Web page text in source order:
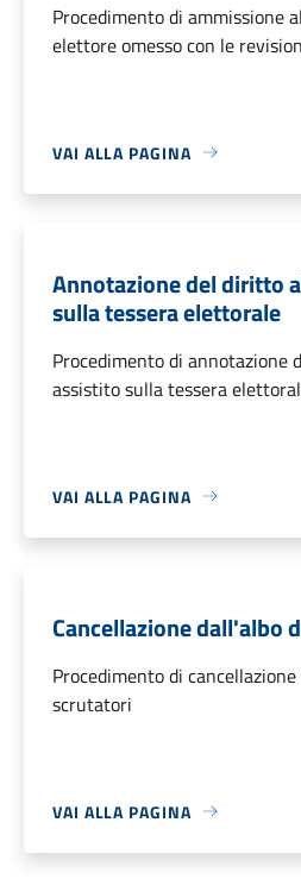
Procedimento di ammissione
elettore omesso con le
VAI ALLA PAGINA
Annotazione del diritto
sulla tessera elettorale
Procedimento di annotazione
assistito sulla tessera
VAI ALLA PAGINA
Cancellazione dall'albo
Procedimento di
scrutatori
VAI ALLA PAGINA